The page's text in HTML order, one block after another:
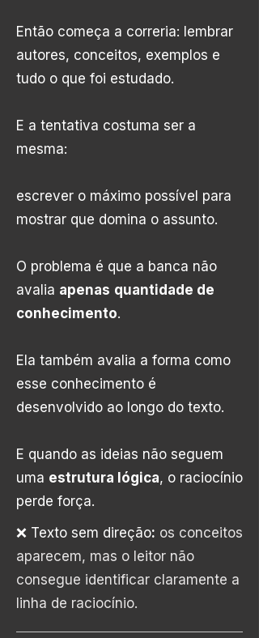
Então começa a correria: lembrar
autores, conceitos, exemplos e
tudo o que foi estudado.
E a tentativa costuma ser a
mesma:
escrever o máximo possível para
mostrar que domina o assunto.
O problema é que a banca não
avalia apenas quantidade de
conhecimento.
Ela também avalia a forma como
esse conhecimento é
desenvolvido ao longo do texto.
E quando as ideias não seguem
uma estrutura lógica, o raciocínio
perde força.
❌ Texto sem direção: os conceitos
aparecem, mas o leitor não
consegue identificar claramente a
linha de raciocínio.